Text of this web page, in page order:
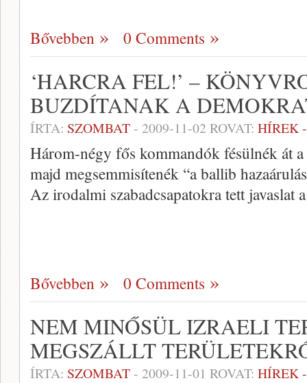
Bővebben 0 Comments
‘HARCRA FEL!’ –
BUZDÍTANAK A
ÍRTA: SZOMBAT- 2009-11-02 ROVAT: HÍREK
Három-négy fős kommandók fésülnék át
majd megsemmisítenék “a ballib
Az irodalmi szabadcsapatokra tett javaslat
Bővebben 0 Comments
NEM MINŐSÜL IZRAELI
MEGSZÁLLT
ÍRTA: SZOMBAT- 2009-11-01 ROVAT: HÍREK